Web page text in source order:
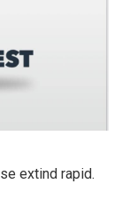
extind rapid.